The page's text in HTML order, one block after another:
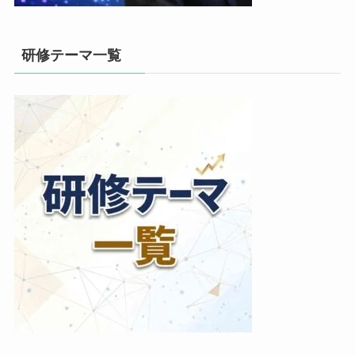
研修テーマ一覧